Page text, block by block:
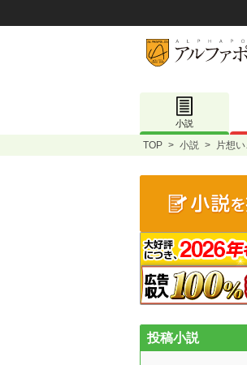
小説
TOP > 小説 > 片想
投稿小説